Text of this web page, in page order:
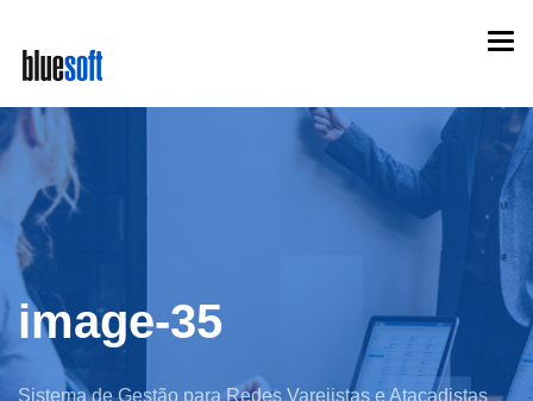
main
content
image-35
Sistema de Gestão para Redes Varejistas e Atacadistas